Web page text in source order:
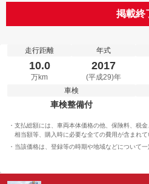
掲載終
走行距離
10.0
万km
年式
2017
(平成29)年
車検
車検整備付
支払総額には、車両本体価格の他、保険料、税
相当額等、購入時に必要な全ての費用が含まれて
当該価格は、登録等の時期や地域などについて